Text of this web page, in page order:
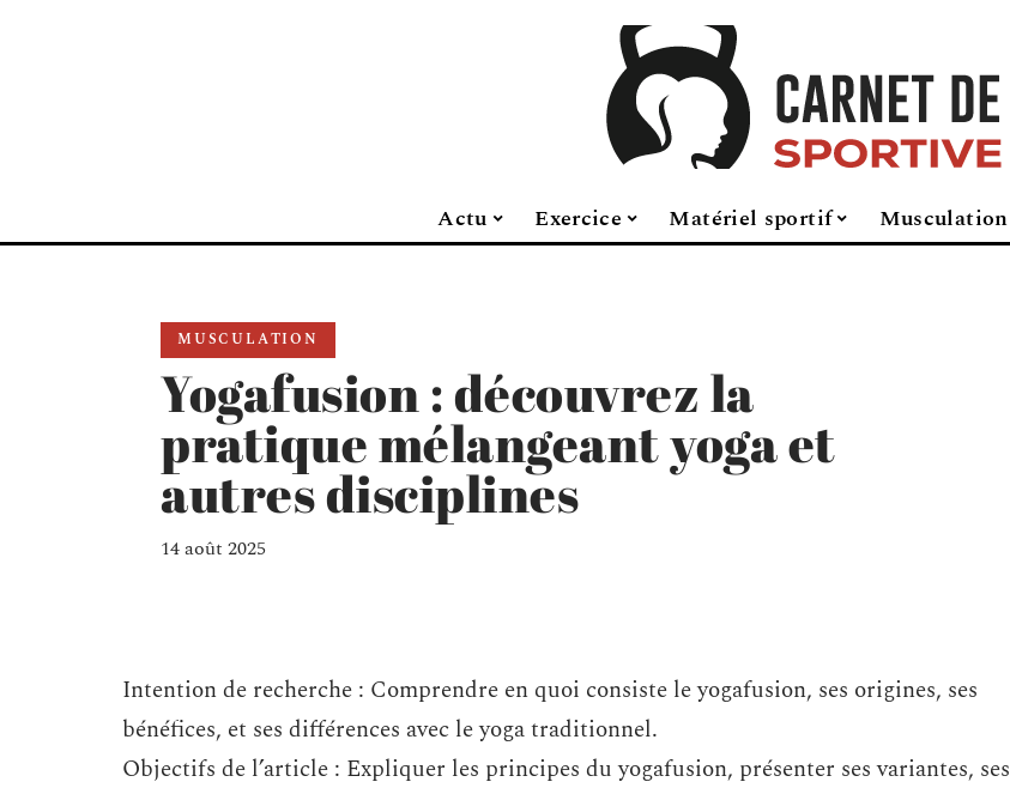
Actu Exercice Matériel sportif Musculation
MUSCULATION
Yogafusion : découvrez la
pratique mélangeant yoga et
autres disciplines
14 août 2025
Intention de recherche : Comprendre en quoi consiste le yogafusion, ses origines, ses
bénéfices, et ses différences avec le yoga traditionnel.
Objectifs de l’article : Expliquer les principes du yogafusion, présenter ses variantes, ses